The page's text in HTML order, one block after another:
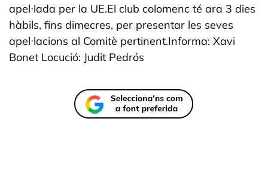
apel·lada per la UE.El club colomenc té ara 3 dies
hàbils, fins dimecres, per presentar les seves
apel·lacions al Comitè pertinent.Informa: Xavi
Bonet Locució: Judit Pedrós